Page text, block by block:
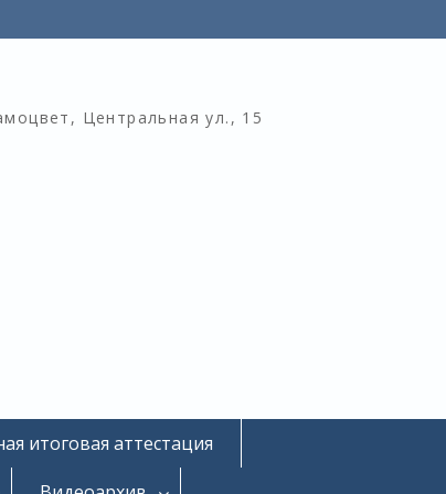
Центральная ул., 15
итоговая аттестация